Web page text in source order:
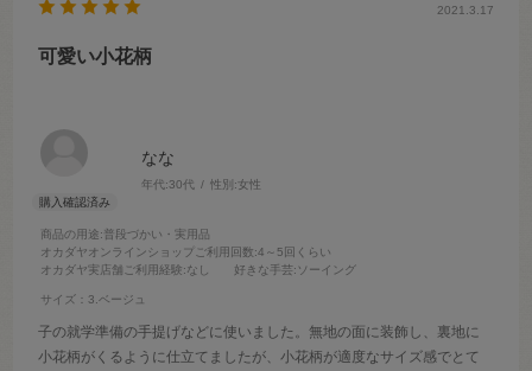
なな
年代:30代 性別:女性
商品の用途:普段づかい・実用品
オカダヤオンラインショップご利用回数:4～5回くらい
オカダヤ実店舗ご利用経験:なし 好きな手芸:ソーイング
サイズ：3.ベージュ
2021.3.17
可愛い小花柄
子の就学準備の手提げなどに使いました。無地の面に装飾し、裏地に
小花柄がくるように仕立てましたが、小花柄が適度なサイズ感でとて